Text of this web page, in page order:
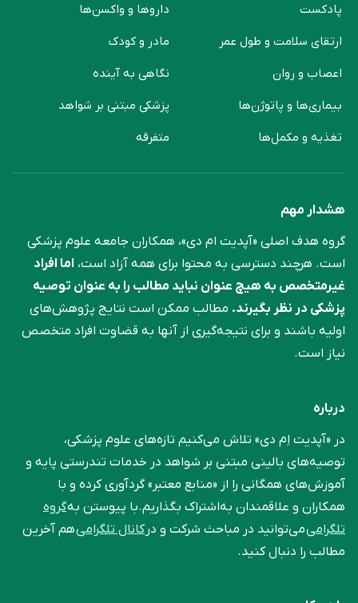
پادکست
ارتقای سلامت و طول عمر
اعصاب و روان
بیماری‌ها و پاتوژن‌ها
تغذیه و مکمل‌ها
دارو‌ها و واکسن‌ها
مادر و کودک
نگاهی به آینده
پزشکی مبتنی بر شواهد
متفرقه
هشدار مهم
گروه هدف اصلی «آپدیت ام دی»، همکاران جامعه علوم ‌پزشکی
است. هرچند دسترسی به محتوا برای همه آزاد است، اما افراد
غیرمتخصص به هیچ عنوان نباید مطالب را به عنوان توصیه
پزشکی در نظر بگیرند. مطالب ممکن است نتایج پژوهش‌های
اولیه باشند و برای نتیجه‌گیری از آنها به قضاوت افراد متخصص
نیاز است.
درباره
در «آپدیت اِم دی» تلاش می‌کنیم تازه‌های علوم پزشکی،
توصیه‌های بالینی مبتنی بر شواهد در خدمات تندرستی پایه و
آموزش‌های همگانی را از «منابع معتبر» گردآوری کرده و با
همکاران و علاقمندان به‌اشتراک بگذاریم.با پیوستن بهگروه
تلگرامیمی‌توانید در مباحث شرکت و درکانال تلگرامیهم آخرین
مطالب را دنبال کنید.